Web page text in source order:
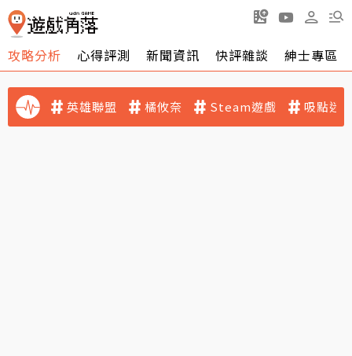
攻略分析 心得評測 新聞資訊 快評雜談 紳士專區
英雄聯盟 橘攸奈 Steam遊戲 吸點迷